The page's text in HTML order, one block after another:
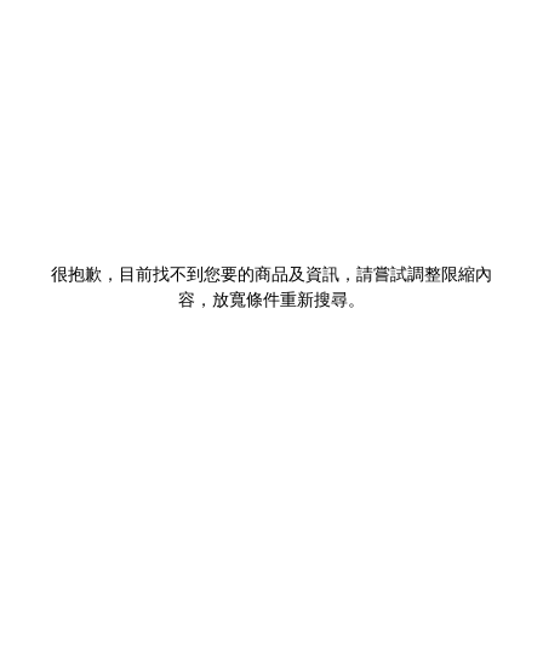
很抱歉，目前找不到您要的商品及資訊，請嘗試調整限縮內
容，放寬條件重新搜尋。